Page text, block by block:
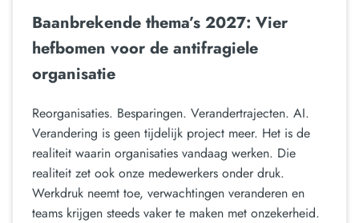
Baanbrekende thema’s 2027: Vier
hefbomen voor de antifragiele
organisatie
Reorganisaties. Besparingen. Verandertrajecten. AI.
Verandering is geen tijdelijk project meer. Het is de
realiteit waarin organisaties vandaag werken. Die
realiteit zet ook onze medewerkers onder druk.
Werkdruk neemt toe, verwachtingen veranderen en
teams krijgen steeds vaker te maken met onzekerheid.